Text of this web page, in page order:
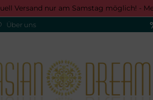
Versand nur am Samstag möglich! -
Über uns